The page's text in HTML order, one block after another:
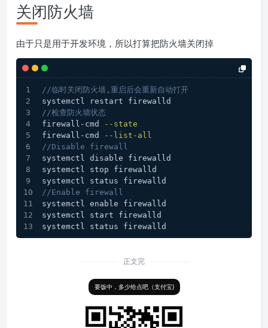
关闭防火墙
由于只是用于开发环境，所以打算把防火墙关闭掉
//临时关闭防火墙,重启后会重新自动打开
systemctl restart firewalld
//检查防火墙状态
firewall-cmd
--state
firewall-cmd
--list-all
//Disable firewall
systemctl disable firewalld
systemctl stop firewalld
systemctl status firewalld
//Enable firewall
systemctl enable firewalld
systemctl start firewalld
systemctl status firewalld
正文完
要饭中，多少给点吧（支付宝)